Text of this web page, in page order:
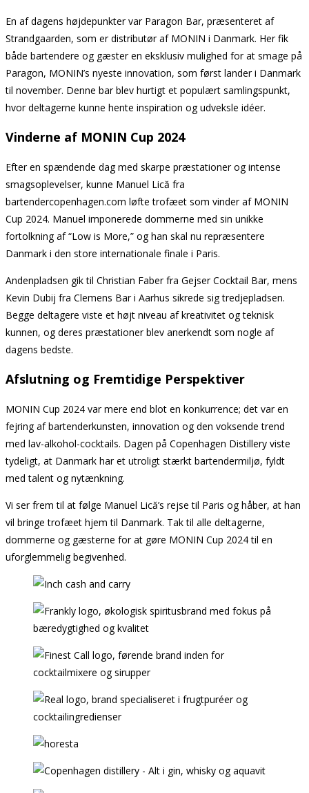
En af dagens højdepunkter var Paragon Bar, præsenteret af
Strandgaarden, som er distributør af MONIN i Danmark. Her fik
både bartendere og gæster en eksklusiv mulighed for at smage på
Paragon, MONIN’s nyeste innovation, som først lander i Danmark
til november. Denne bar blev hurtigt et populært samlingspunkt,
hvor deltagerne kunne hente inspiration og udveksle idéer.
Vinderne af MONIN Cup 2024
Efter en spændende dag med skarpe præstationer og intense
smagsoplevelser, kunne Manuel Lică fra
bartendercopenhagen.com løfte trofæet som vinder af MONIN
Cup 2024. Manuel imponerede dommerne med sin unikke
fortolkning af “Low is More,” og han skal nu repræsentere
Danmark i den store internationale finale i Paris.
Andenpladsen gik til Christian Faber fra Gejser Cocktail Bar, mens
Kevin Dubij fra Clemens Bar i Aarhus sikrede sig tredjepladsen.
Begge deltagere viste et højt niveau af kreativitet og teknisk
kunnen, og deres præstationer blev anerkendt som nogle af
dagens bedste.
Afslutning og Fremtidige Perspektiver
MONIN Cup 2024 var mere end blot en konkurrence; det var en
fejring af bartenderkunsten, innovation og den voksende trend
med lav-alkohol-cocktails. Dagen på Copenhagen Distillery viste
tydeligt, at Danmark har et utroligt stærkt bartendermiljø, fyldt
med talent og nytænkning.
Vi ser frem til at følge Manuel Lică’s rejse til Paris og håber, at han
vil bringe trofæet hjem til Danmark. Tak til alle deltagerne,
dommerne og gæsterne for at gøre MONIN Cup 2024 til en
uforglemmelig begivenhed.